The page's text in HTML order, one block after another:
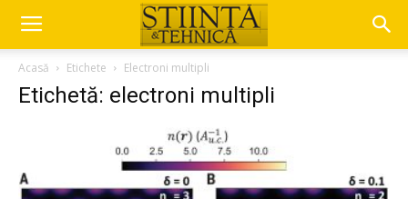
Acasă Etichete Electroni multipli
Etichetă: electroni multipli